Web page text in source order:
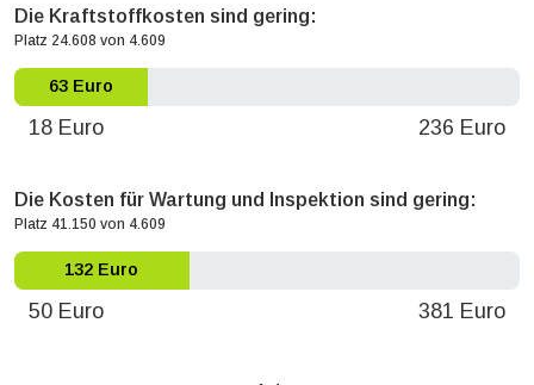
Die Kraftstoffkosten sind gering:
Platz 24.608 von 4.609
63 Euro
18 Euro 236 Euro
Die Kosten für Wartung und Inspektion sind gering:
Platz 41.150 von 4.609
132 Euro
50 Euro 381 Euro